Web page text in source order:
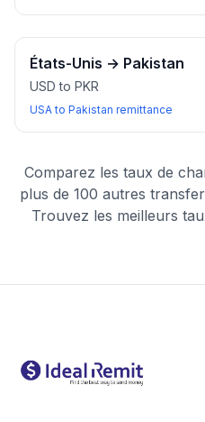
États-Unis → Pakistan
USD to PKR
USA to Pakistan remittance
Comparez les taux de
plus de 100 autres
Trouvez les meilleurs